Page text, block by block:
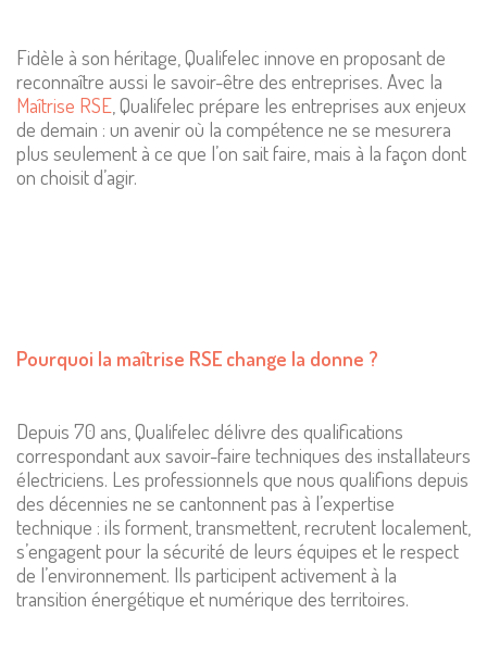
Fidèle à son héritage, Qualifelec innove en proposant de
reconnaître aussi le savoir-être des entreprises. Avec la
Maîtrise RSE , Qualifelec prépare les entreprises aux enjeux
de demain : un avenir où la compétence ne se mesurera
plus seulement à ce que l’on sait faire, mais à la façon dont
on choisit d’agir.
Pourquoi la maîtrise RSE change la donne ?
Depuis 70 ans, Qualifelec délivre des qualifications
correspondant aux savoir-faire techniques des installateurs
électriciens. Les professionnels que nous qualifions depuis
des décennies ne se cantonnent pas à l’expertise
technique : ils forment, transmettent, recrutent localement,
s’engagent pour la sécurité de leurs équipes et le respect
de l’environnement. Ils participent activement à la
transition énergétique et numérique des territoires.